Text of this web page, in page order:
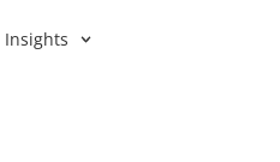
Insights